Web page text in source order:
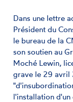
Dans une
13 février, la
bilan en demi-
œuvre de la loi
février 2005 qui
permettre aux
handicapées de